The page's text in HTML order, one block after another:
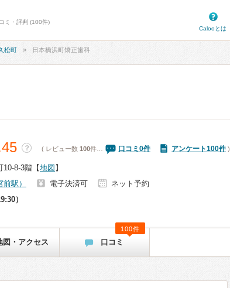
ミ・評判 (100件)
Calooとは
松町 日本橋浜町矯正歯科
？ ( レビュー数 100件… 口コミ 0件 アンケート100件)
10-8-3階 【地図 】
駅） 電子決済可
ネット予約
）
図・アクセス 口コミ
100件